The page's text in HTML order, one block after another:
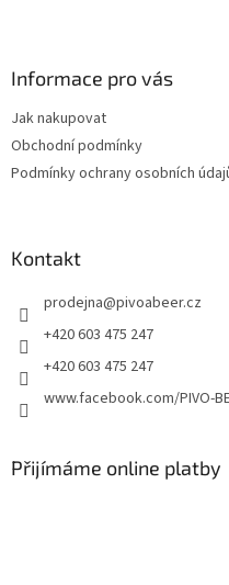
Informace pro vás
Jak nakupovat
Obchodní podmínky
Podmínky ochrany osobních
Kontakt
prodejna@pivoabeer.cz
+420 603 475 247
+420 603 475 247
www.facebook.com/PIVO-
Přijímáme online platby